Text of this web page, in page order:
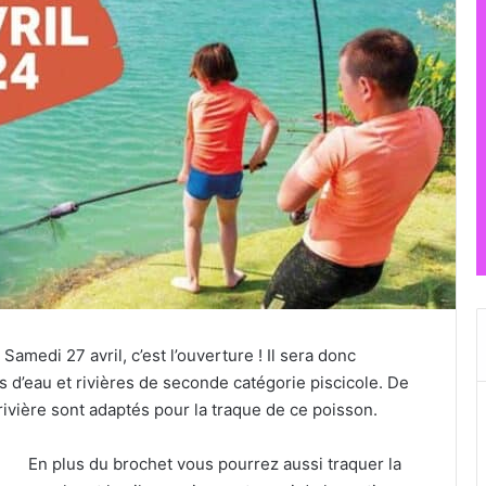
27 avril, c’est l’ouverture ! Il sera donc
et rivières de seconde catégorie piscicole. De
sont adaptés pour la traque de ce poisson.
En plus du brochet vous pourrez aussi traquer la